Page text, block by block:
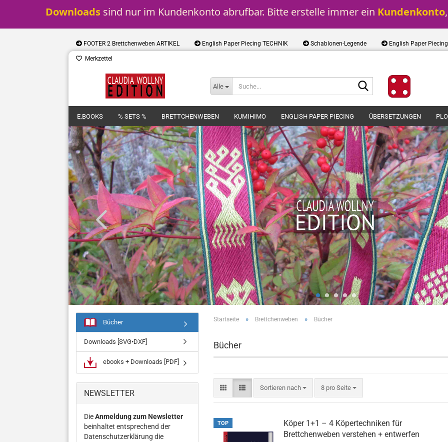
FOOTER 2 Brettchenweben ARTIKEL English Paper Piecing TECHNIK Schablonen-Legende English Paper Piecing
Merkzettel
Alle
Suche...
Downloads sind nur im Kundenkonto abrufbar. Bitte erstelle immer ein Kundenkonto
E.BOOKS % SETS % BRETTCHENWEBEN KUMIHIMO ENGLISH PAPER PIECING ÜBERSETZUNGEN
Startseite » Brettchenweben » Bücher
Bücher
Sortieren nach
Sortieren nach 8 pro Seite
pro Seite
TOP
Köper 1+1 – 4 Köpertechniken für
Brettchenweben verstehen + entwerfen
Bücher
Downloads [SVG•DXF]
ebooks + Downloads [PDF]
NEWSLETTER
DieAnmeldung zum Newsletter
beinhaltet entsprechend der
Datenschutzerklärung die